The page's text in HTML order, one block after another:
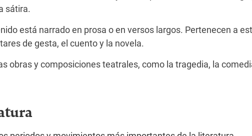
sátira.
está narrado en prosa o en versos largos. Pertenecen a
de gesta, el cuento y la novela.
obras y composiciones teatrales, como la tragedia, la